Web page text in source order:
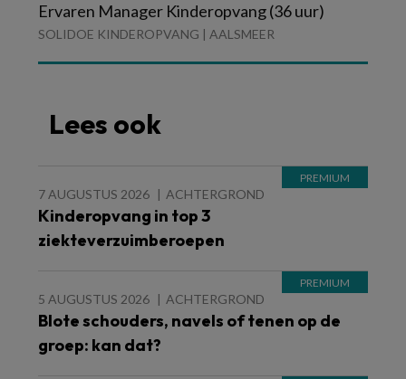
Ervaren Manager Kinderopvang (36 uur)
SOLIDOE KINDEROPVANG | AALSMEER
Lees ook
7 AUGUSTUS 2026 ACHTERGROND
Kinderopvang in top 3
ziekteverzuimberoepen
5 AUGUSTUS 2026 ACHTERGROND
Blote schouders, navels of tenen op de
groep: kan dat?